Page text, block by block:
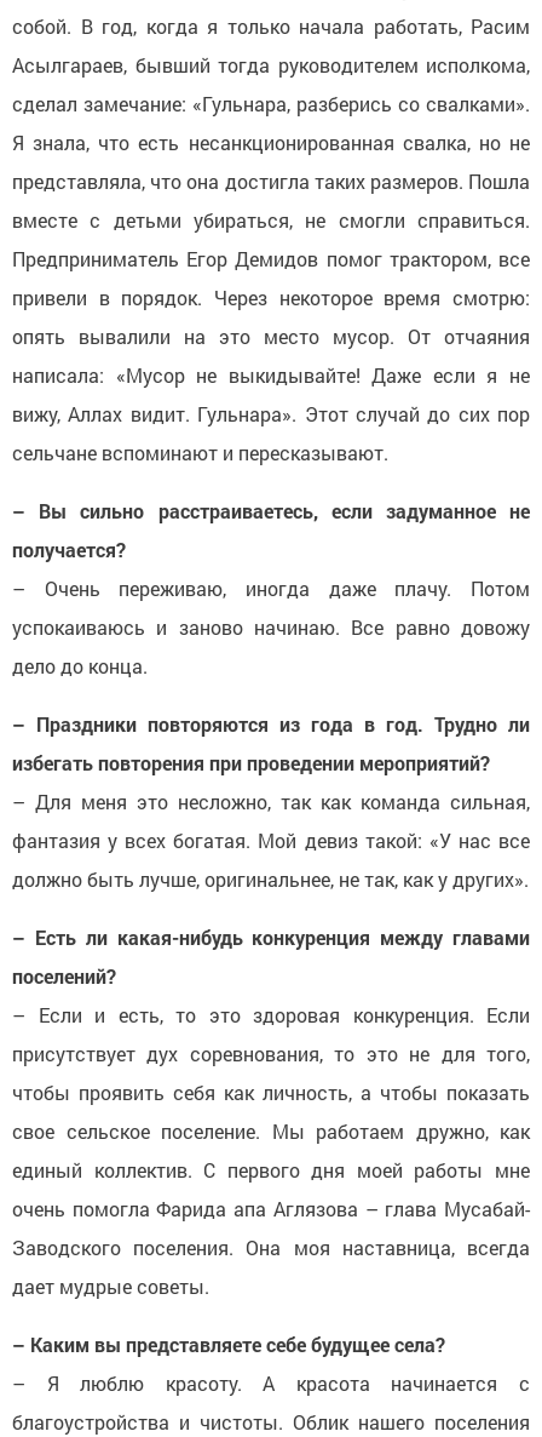
собой. В год, когда я только начала работать, Расим
Асылгараев, бывший тогда руководителем исполкома,
сделал замечание: «Гульнара, разберись со свалками».
Я знала, что есть несанкционированная свалка, но не
представляла, что она достигла таких размеров. Пошла
вместе с детьми убираться, не смогли справиться.
Предприниматель Егор Демидов помог трактором, все
привели в порядок. Через некоторое время смотрю:
опять вывалили на это место мусор. От отчаяния
написала: «Мусор не выкидывайте! Даже если я не
вижу, Аллах видит. Гульнара». Этот случай до сих пор
сельчане вспоминают и пересказывают.
– Вы сильно расстраиваетесь, если задуманное не
получается?
– Очень переживаю, иногда даже плачу. Потом
успокаиваюсь и заново начинаю. Все равно довожу
дело до конца.
– Праздники повторяются из года в год. Трудно ли
избегать повторения при проведении мероприятий?
– Для меня это несложно, так как команда сильная,
фантазия у всех богатая. Мой девиз такой: «У нас все
должно быть лучше, оригинальнее, не так, как у других».
– Есть ли какая-нибудь конкуренция между главами
поселений?
– Если и есть, то это здоровая конкуренция. Если
присутствует дух соревнования, то это не для того,
чтобы проявить себя как личность, а чтобы показать
свое сельское поселение. Мы работаем дружно, как
единый коллектив. С первого дня моей работы мне
очень помогла Фарида апа Аглязова – глава Мусабай-
Заводского поселения. Она моя наставница, всегда
дает мудрые советы.
– Каким вы представляете себе будущее села?
– Я люблю красоту. А красота начинается с
благоустройства и чистоты. Облик нашего поселения